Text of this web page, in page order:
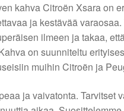
kahva Citroën Xsara on
ja kestävää
ilmeen ja takaa,
on suunniteltu
muihin Citroën ja
ja vaivatonta. Tarvitset